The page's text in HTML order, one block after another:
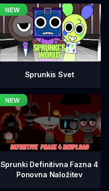
Sprunkis Svet
Sprunki Definitivna Fazna 4
Ponovna Naložitev